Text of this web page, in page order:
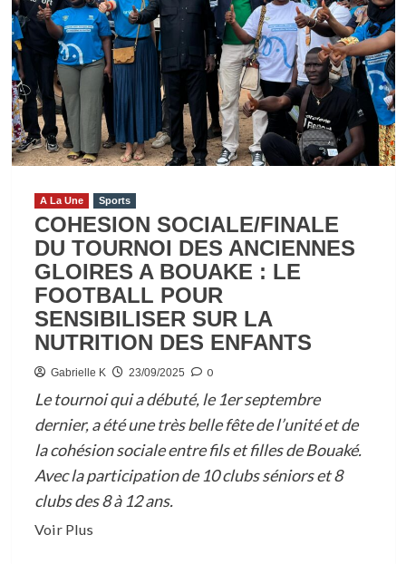
SA
CANDIDATURE
/AFFI
N’GUESSAN
DENONCE
UNE
FRAUDE
ET
PORTE
PLAINTE
CONTRE
X
A La Une Sports
COHESION SOCIALE/FINALE
DU TOURNOI DES ANCIENNES
GLOIRES A BOUAKE : LE
FOOTBALL POUR
SENSIBILISER SUR LA
NUTRITION DES ENFANTS
Gabrielle K 23/09/2025 0
Le tournoi qui a débuté, le 1er septembre
dernier, a été une très belle fête de l’unité et de
la cohésion sociale entre fils et filles de Bouaké.
Avec la participation de 10 clubs séniors et 8
clubs des 8 à 12 ans.
Voir PlusEn